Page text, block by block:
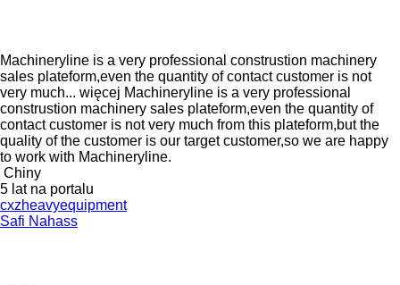
Machineryline is a very professional construstion machinery
sales plateform,even the quantity of contact customer is not
very much... więcej Machineryline is a very professional
construstion machinery sales plateform,even the quantity of
contact customer is not very much from this plateform,but the
quality of the customer is our target customer,so we are happy
to work with Machineryline.
Chiny
5 lat na portalu
cxzheavyequipment
Safi Nahass